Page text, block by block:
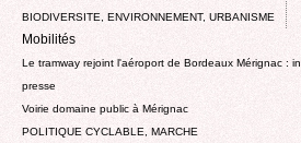
BIODIVERSITE, ENVIRONNEMENT, URBANISME
Mobilités
Le tramway rejoint l'aéroport de Bordeaux Mérignac :
presse
Voirie domaine public à Mérignac
POLITIQUE CYCLABLE, MARCHE